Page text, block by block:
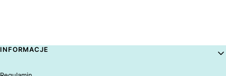
Linki w stopce
INFORMACJE